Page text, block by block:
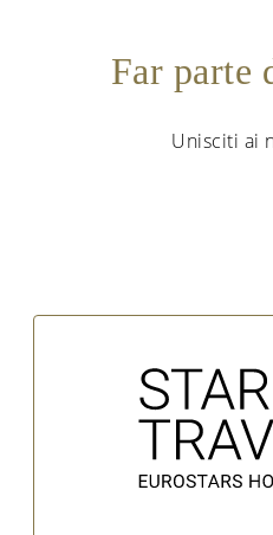
Far parte
Unisciti ai